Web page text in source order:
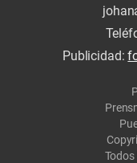
Publicidad: